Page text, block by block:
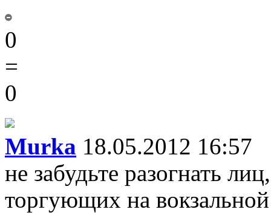
0
=
0
Murka 18.05.2012 16:57
не забудьте разогнать
торгующих на